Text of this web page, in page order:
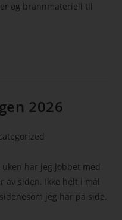
og brannmateriell til
2026
har jeg jobbet med
av siden. Ikke helt i mål
jeg har på side.